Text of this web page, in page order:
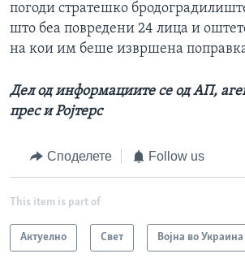
погоди стратешко
што беа повредени 24 лица и
на кои им беше извршена
Дел од информациите се од АП,
прес и Ројтерс
Споделете Follow us
This item is part of
Актуелно Свет Војна во Украина